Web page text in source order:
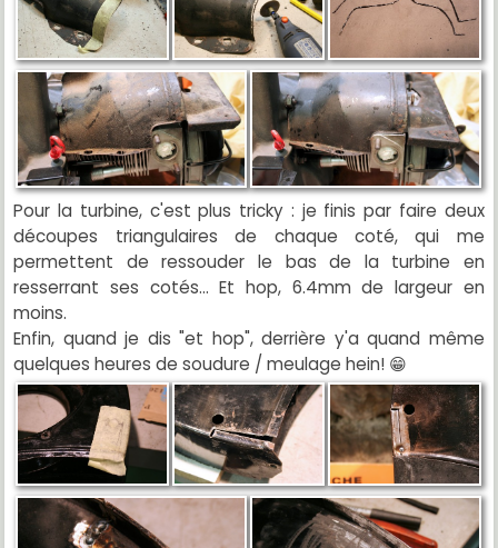
Pour la turbine, c'est plus tricky : je finis par faire deux
découpes triangulaires de chaque coté, qui me
permettent de ressouder le bas de la turbine en
resserrant ses cotés... Et hop, 6.4mm de largeur en
moins.
Enfin, quand je dis "et hop", derrière y'a quand même
quelques heures de soudure / meulage hein! 😁